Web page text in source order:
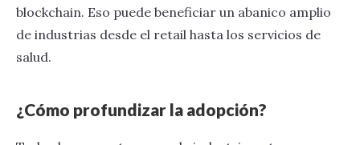
blockchain. Eso puede beneficiar un abanico amplio
de industrias desde el retail hasta los servicios de
salud.
¿Cómo profundizar la adopción?